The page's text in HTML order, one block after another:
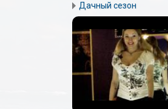
Дачный сезон